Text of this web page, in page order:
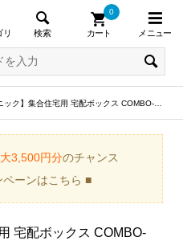
リ 検索 カート
0
メニュー
合住宅用 宅配ボックス COMBO-Maison（コンボメゾン）部屋番号シール シートA
3,500円分のチャンス
ーンはこちら ■
宅配ボックス COMBO-